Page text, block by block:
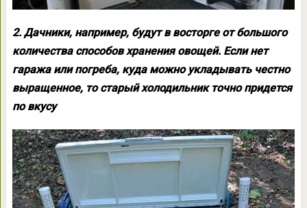
2. Дачники, например, будут в восторге от большого
количества способов хранения овощей. Если нет
гаража или погреба, куда можно укладывать честно
выращенное, то старый холодильник точно придется
по вкусу